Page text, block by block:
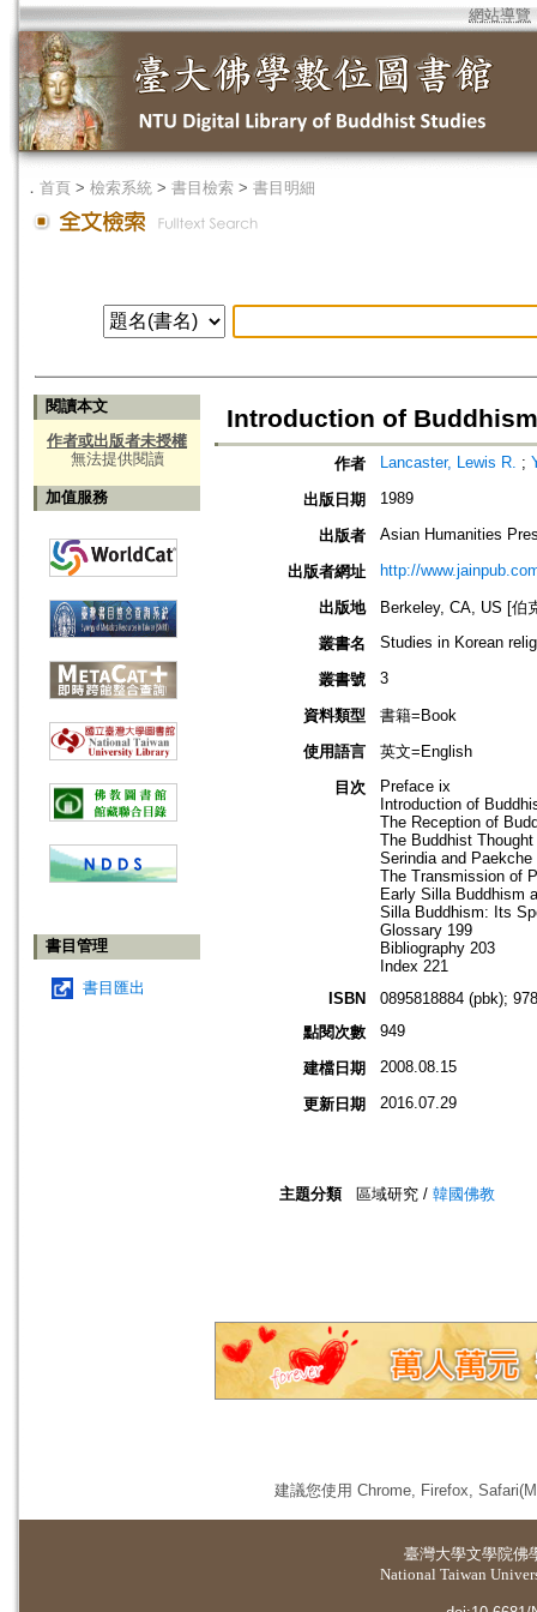
網站導覽
． 首頁 > 檢索系統 > 書目檢索 > 書目明細
閱讀本文
作者或出版者未授權
無法提供閱讀
加值服務
書目管理
書目匯出
Introduction of
作者 Lancaster, Lewis R. ;
出版日期 1989
出版者 Asian Humanities
出版者網址 http://
出版地
Berkeley, CA, US [伯
叢書名
Studies in Korean
叢書號 3
資料類型
書籍=Book
使用語言
英文=English
目次
Preface ix
Introduction of
The Reception of
The Buddhist
Serindia and
The Transmission of
Early Silla Buddhism
Silla Buddhism: Its
Glossary 199
Bibliography 203
Index 221
ISBN
0895818884 (pbk);
點閱次數
949
建檔日期 2008.08.15
更新日期 2016.07.29
主題分類 區域研究 / 韓國佛教
建議您使用 Chrome, Firefox,
臺灣大學文學院佛
National Taiwan